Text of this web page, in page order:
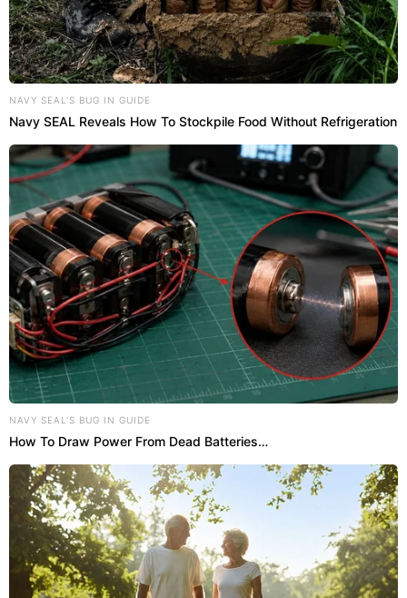
Quais as vantagens de expor as
camisas em guarda-roupa aberto?
Manter as peças mais utilizadasvisíveisfacilita
NAVY SEAL'S BUG IN GUIDE
Navy SEAL Reveals How To Stockpile Food Without Refrigeration
NAVY SEAL'S BUG IN GUIDE
How To Draw Power From Dead Batteries…